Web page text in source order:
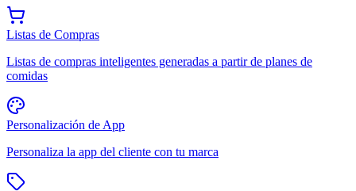
Listas de Compras
Listas de compras inteligentes generadas a partir de planes de
comidas
Personalización de App
Personaliza la app del cliente con tu marca